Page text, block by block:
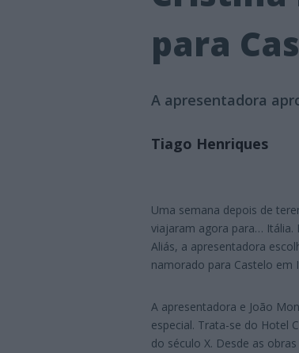
para
A apresentadora
Tiago Henriques
Uma semana depois de
viajaram agora para… Itália.
Aliás, a apresentadora
namorado para Castelo em
A apresentadora e João
especial. Trata-se do Hotel
do século X. Desde as